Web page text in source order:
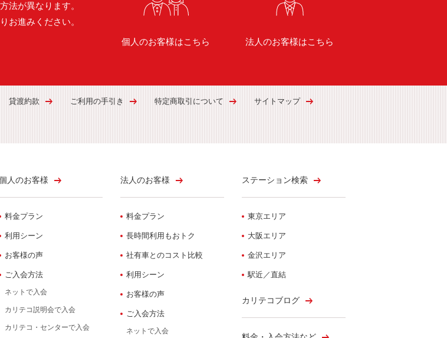
法が異なります。
お進みください。
個人のお客様はこちら 法人のお客様はこちら
貸渡約款 ご利用の手引き 特定商取引について サイトマップ
人のお客様
料金プラン
利用シーン
お客様の声
ご入会方法
ネットで入会
カリテコ説明会で入会
カリテコ・センターで入会
法人のお客様
料金プラン
長時間利用もおトク
社有車とのコスト比較
利用シーン
お客様の声
ご入会方法
ネットで入会
ステーション検索
東京エリア
大阪エリア
金沢エリア
駅近／直結
カリテコブログ